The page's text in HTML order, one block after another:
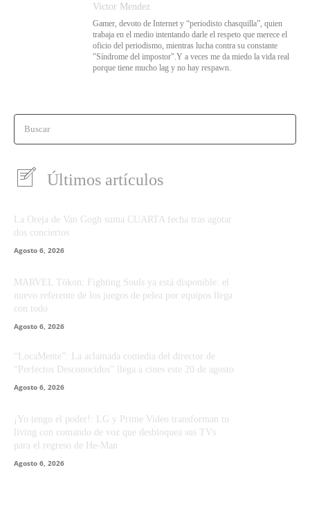
Victor Mendez
Gamer, devoto de Internet y “periodisto chasquilla”, quien
trabaja en el medio intentando darle el respeto que merece el
oficio del periodismo, mientras lucha contra su constante
"Síndrome del impostor".Y a veces me da miedo la vida real
porque tiene mucho lag y no hay respawn.
Buscar
Últimos artículos
La Oreja de Van Gogh suma CUARTA fecha tras agotar
dos conciertos
Agosto 6, 2026
MARVEL Tōkon: Fighting Souls ya está disponible: el
nuevo referente de los juegos de pelea por equipos llega
con todo
Agosto 6, 2026
“LocaMente”: La aclamada comedia del director de
“Perfectos Desconocidos” llega a cines este 20 de agosto
Agosto 6, 2026
¡Yo tengo el poder!: LG y Prime Video transforman tu
living con comando de voz que desbloquea sus TVs
para el regreso de He-Man
Agosto 6, 2026